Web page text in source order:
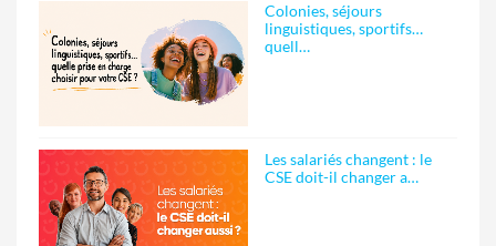
Colonies, séjours
linguistiques, sportifs…
quell…
Les salariés changent : le
CSE doit-il changer a…